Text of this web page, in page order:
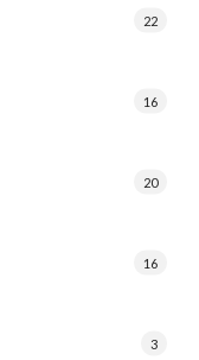
22
16
20
16
3